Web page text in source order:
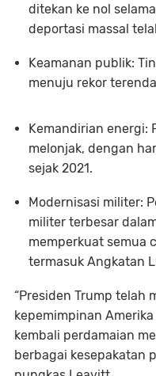
ditekan ke nol
deportasi massal
Keamanan publik:
menuju rekor
Kemandirian energi:
melonjak, dengan
sejak 2021.
Modernisasi militer:
militer terbesar
memperkuat semua
termasuk Angkatan
“Presiden Trump telah
kepemimpinan
kembali perdamaian
berbagai kesepakatan